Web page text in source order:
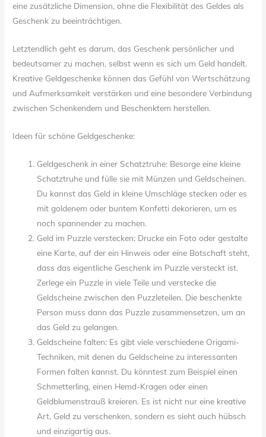
eine zusätzliche Dimension, ohne die Flexibilität des Geldes als
Geschenk zu beeinträchtigen.
Letztendlich geht es darum, das Geschenk persönlicher und
bedeutsamer zu machen, selbst wenn es sich um Geld handelt.
Kreative Geldgeschenke können das Gefühl von Wertschätzung
und Aufmerksamkeit verstärken und eine besondere Verbindung
zwischen Schenkendem und Beschenktem herstellen.
Ideen für schöne Geldgeschenke:
Geldgeschenk in einer Schatztruhe: Besorge eine kleine
Schatztruhe und fülle sie mit Münzen und Geldscheinen.
Du kannst das Geld in kleine Umschläge stecken oder es
mit goldenem oder buntem Konfetti dekorieren, um es
noch spannender zu machen.
Geld im Puzzle verstecken: Drucke ein Foto oder gestalte
eine Karte, auf der ein Hinweis oder eine Botschaft steht,
dass das eigentliche Geschenk im Puzzle versteckt ist.
Zerlege ein Puzzle in viele Teile und verstecke die
Geldscheine zwischen den Puzzleteilen. Die beschenkte
Person muss dann das Puzzle zusammensetzen, um an
das Geld zu gelangen.
Geldscheine falten: Es gibt viele verschiedene Origami-
Techniken, mit denen du Geldscheine zu interessanten
Formen falten kannst. Du könntest zum Beispiel einen
Schmetterling, einen Hemd-Kragen oder einen
Geldblumenstrauß kreieren. Es ist nicht nur eine kreative
Art, Geld zu verschenken, sondern es sieht auch hübsch
und einzigartig aus.